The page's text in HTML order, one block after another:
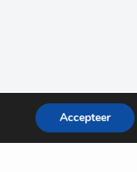
Accepteer